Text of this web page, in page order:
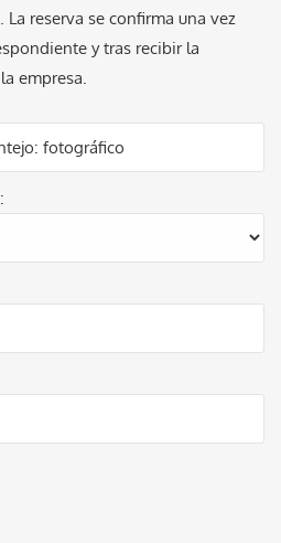
reserva se confirma una vez
y tras recibir la
empresa.